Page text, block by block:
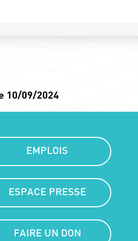
10/09/2024
EMPLOIS
ESPACE PRESSE
FAIRE UN DON